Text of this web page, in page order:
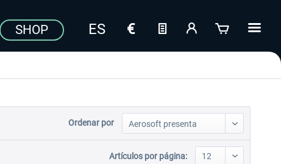
SHOP
Ordenar por
Artículos por página: